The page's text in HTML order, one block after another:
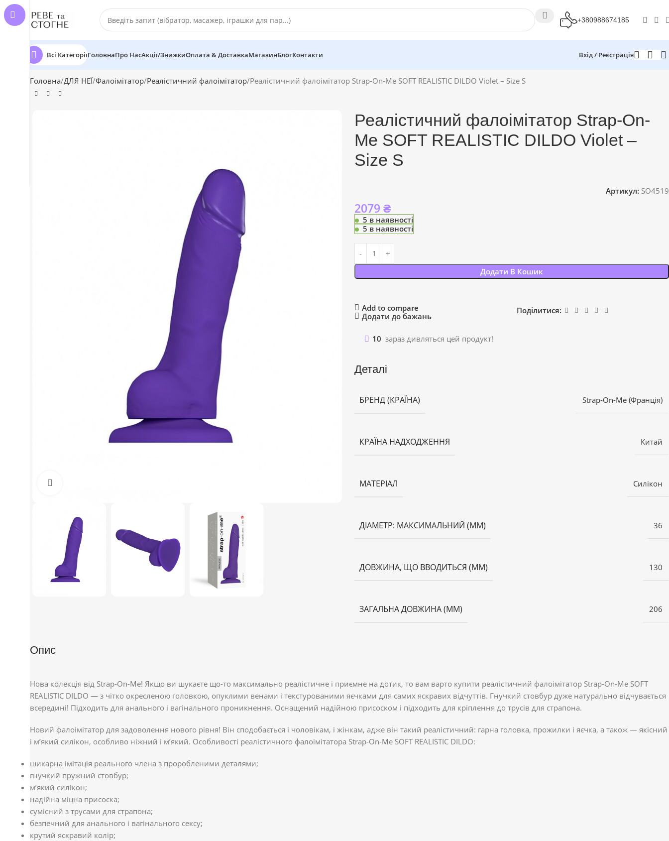
+380988674185
Всі КатегоріїГоловнаПро НасАкції/ЗнижкиОплата & ДоставкаМагазинБлогКонтакти Вхід / Реєстрація
Головна ДЛЯ НЕЇ Фалоімітатор Реалістичний фалоімітатор Реалістичний фалоімітатор Strap-On-Me SOFT REALISTIC DILDO Violet – Size S
Реалістичний фалоімітатор Strap-On-
Me SOFT REALISTIC DILDO Violet –
Size S
Артикул: SO4519
2079 ₴
5 в наявності
5 в наявності
Додати В Кошик
Add to compare
Додати до бажань
Поділитися:
10 зараз дивляться цей продукт!
Деталі
БРЕНД (КРАЇНА) Strap-On-Me (Франція)
КРАЇНА НАДХОДЖЕННЯ Китай
МАТЕРІАЛ Силікон
ДІАМЕТР: МАКСИМАЛЬНИЙ (ММ) 36
ДОВЖИНА, ЩО ВВОДИТЬСЯ (ММ) 130
ЗАГАЛЬНА ДОВЖИНА (ММ) 206
Опис
Нова колекція від Strap-On-Me! Якщо ви шукаєте що-то максимально реалістичне і приємне на дотик, то вам варто купити реалістичний фалоімітатор Strap-On-Me SOFT
REALISTIC DILDO — з чітко окресленою головкою, опуклими венами і текстурованими яєчками для самих яскравих відчуттів. Гнучкий стовбур дуже натурально відчувається
всередині! Підходить для анального і вагінального проникнення. Оснащений надійною присоском і підходить для кріплення до трусів для страпона.
Новий фалоімітатор для задоволення нового рівня! Він сподобається і чоловікам, і жінкам, адже він такий реалістичний: гарна головка, прожилки і яєчка, а також — якісний
і м’який силікон, особливо ніжний і м’який. Особливості реалістичного фалоімітатора Strap-On-Me SOFT REALISTIC DILDO:
шикарна імітація реального члена з проробленими деталями;
гнучкий пружний стовбур;
м’який силікон;
надійна міцна присоска;
сумісний з трусами для страпона;
безпечний для анального і вагінального сексу;
крутий яскравий колір;